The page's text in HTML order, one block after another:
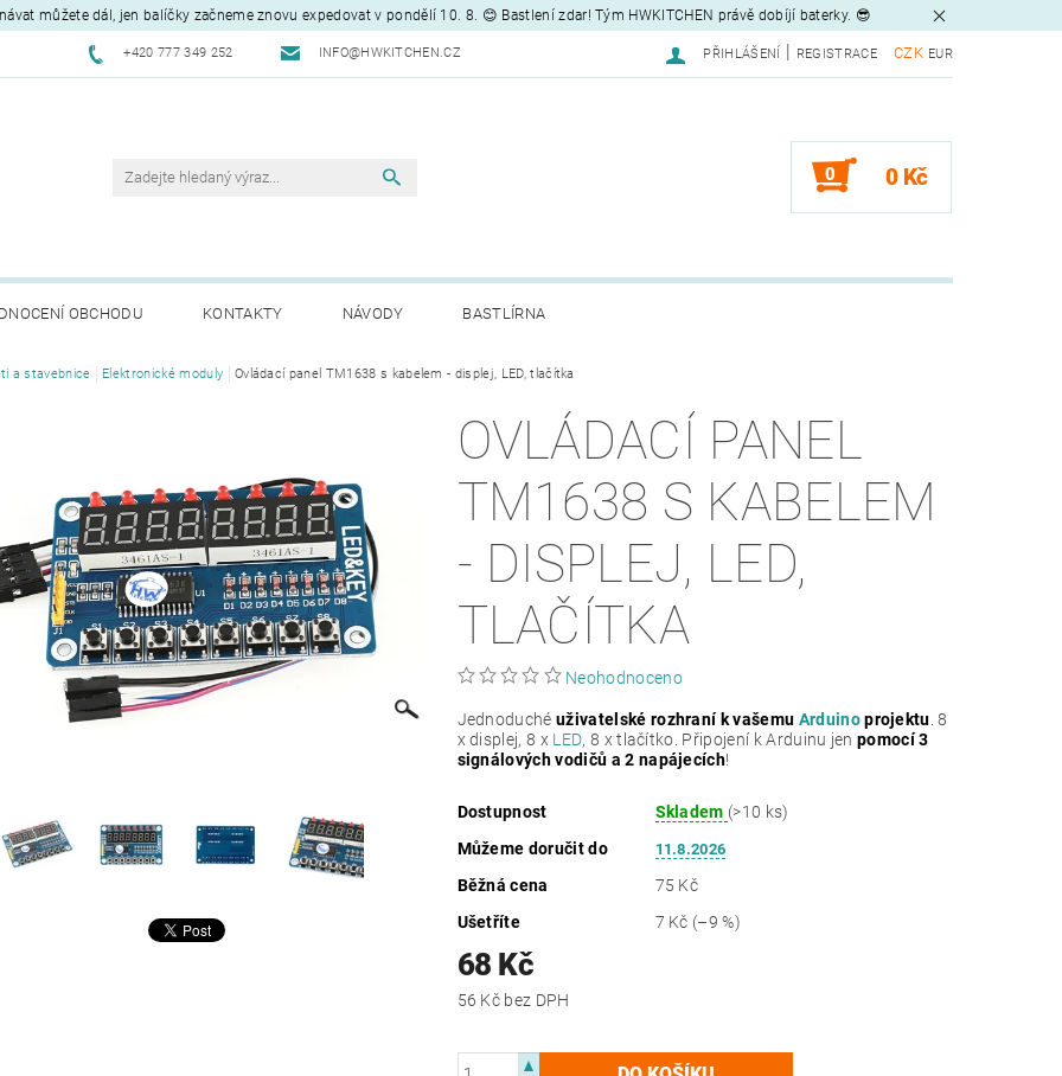
můžete dál, jen balíčky začneme znovu expedovat v pondělí 10. 8. 😊 Bastlení zdar! Tým HWKITCHEN právě dobíjí baterky. 😎
+420 777 349 252 INFO@HWKITCHEN.CZ CZK EUR
PŘIHLÁŠENÍ REGISTRACE
0 0 Kč
OBCHODU KONTAKTY NÁVODY BASTLÍRNA
a stavebnice Elektronické moduly Ovládací panel TM1638 s kabelem - displej, LED, tlačítka
OVLÁDACÍ PANEL
TM1638 S KABELEM
- DISPLEJ, LED,
TLAČÍTKA
Neohodnoceno
Jednoduchéuživatelské rozhraní k vašemu Arduinoprojektu . 8
x displej, 8 x LED, 8 x tlačítko. Připojení k Arduinu jenpomocí 3
signálových vodičů a 2 napájecích!
Dostupnost Skladem (>10 ks)
Můžeme doručit do
11.8.2026
Běžná cena
75 Kč
Ušetříte
7 Kč (–9 %)
68 Kč
56 Kč bez DPH